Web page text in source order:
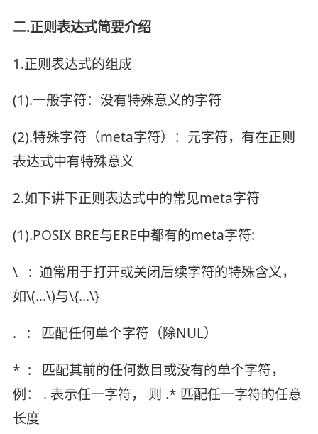
二.正则表达式简要介绍
1.正则表达式的组成
(1).一般字符：没有特殊意义的字符
(2).特殊字符（meta字符）：元字符，有在正则
表达式中有特殊意义
2.如下讲下正则表达式中的常见meta字符
(1).POSIX BRE与ERE中都有的meta字符:
\ : 通常用于打开或关闭后续字符的特殊含义，
如\(...\)与\{...\}
. : 匹配任何单个字符（除NUL）
* : 匹配其前的任何数目或没有的单个字符，
例： . 表示任一字符， 则 .* 匹配任一字符的任意
长度